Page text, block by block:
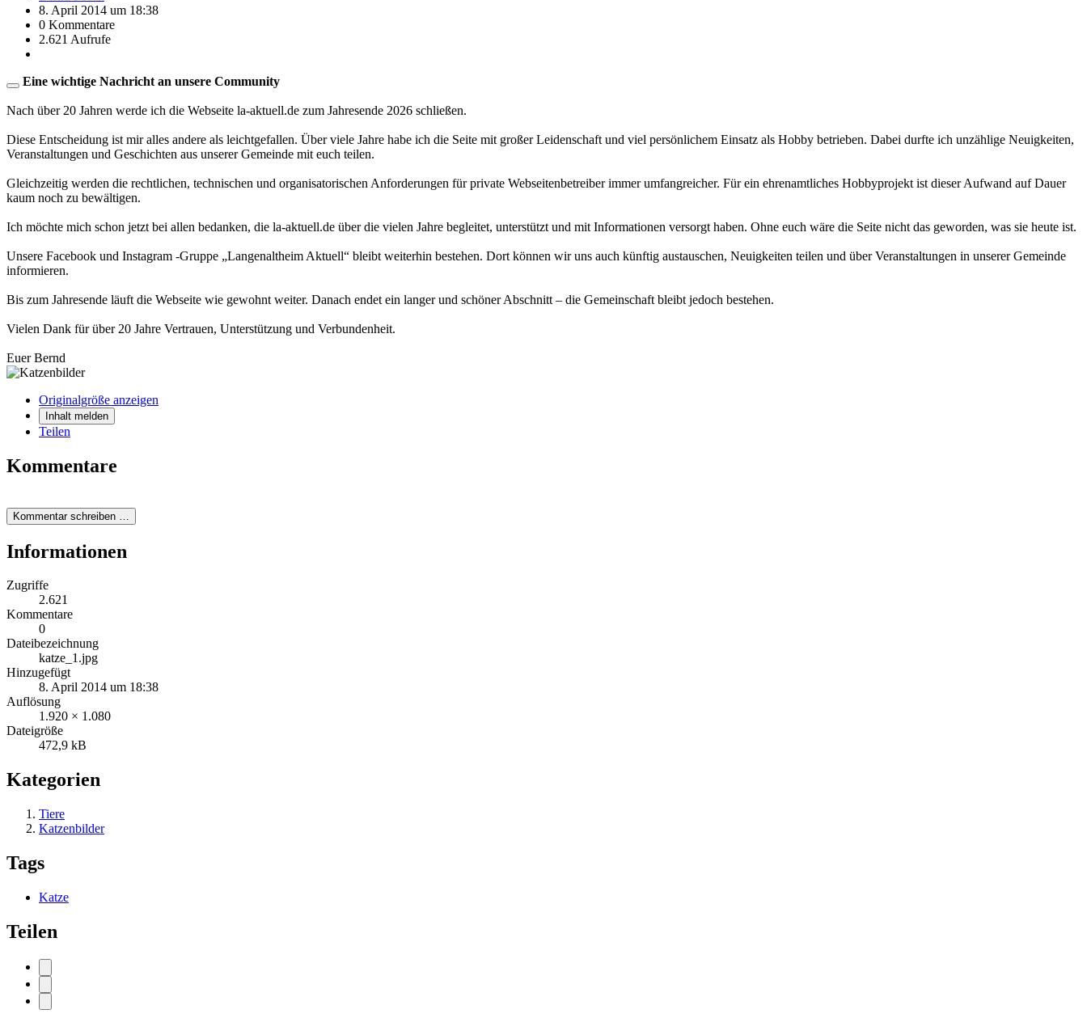
8. April 2014 um 18:38
0 Kommentare
2.621 Aufrufe
Eine wichtige Nachricht an unsere Community
Nach über 20 Jahren werde ich die Webseite la-aktuell.de zum Jahresende 2026 schließen.
Diese Entscheidung ist mir alles andere als leichtgefallen. Über viele Jahre habe ich die Seite mit großer Leidenschaft und viel persönlichem Einsatz als Hobby betrieben. Dabei durfte ich unzählige Neuigkeiten,
Veranstaltungen und Geschichten aus unserer Gemeinde mit euch teilen.
Gleichzeitig werden die rechtlichen, technischen und organisatorischen Anforderungen für private Webseitenbetreiber immer umfangreicher. Für ein ehrenamtliches Hobbyprojekt ist dieser Aufwand auf Dauer
kaum noch zu bewältigen.
Ich möchte mich schon jetzt bei allen bedanken, die la-aktuell.de über die vielen Jahre begleitet, unterstützt und mit Informationen versorgt haben. Ohne euch wäre die Seite nicht das geworden, was sie heute ist.
Unsere Facebook und Instagram -Gruppe „Langenaltheim Aktuell“ bleibt weiterhin bestehen. Dort können wir uns auch künftig austauschen, Neuigkeiten teilen und über Veranstaltungen in unserer Gemeinde
informieren.
Bis zum Jahresende läuft die Webseite wie gewohnt weiter. Danach endet ein langer und schöner Abschnitt – die Gemeinschaft bleibt jedoch bestehen.
Vielen Dank für über 20 Jahre Vertrauen, Unterstützung und Verbundenheit.
Euer Bernd
Originalgröße anzeigen
Inhalt melden
Teilen
Kommentare
Kommentar schreiben …
Informationen
Zugriffe
2.621
Kommentare
0
Dateibezeichnung
katze_1.jpg
Hinzugefügt
8. April 2014 um 18:38
Auflösung
1.920 × 1.080
Dateigröße
472,9 kB
Kategorien
Tiere
Katzenbilder
Tags
Katze
Teilen